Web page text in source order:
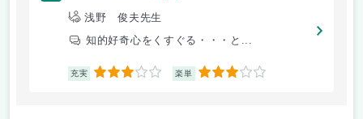
浅野 俊夫先生
知的好奇心をくすぐる・・・と...
充実 3 楽単 3